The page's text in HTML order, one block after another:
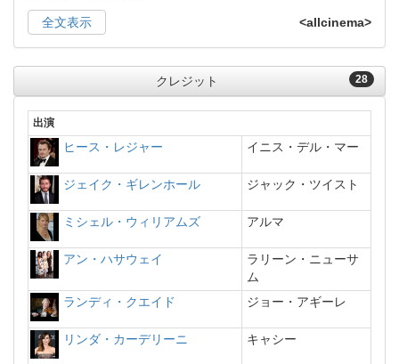
全文表示 <allcinema>
28
クレジット
出演
ヒース・レジャー イニス・デル・マー
ジェイク・ギレンホール ジャック・ツイスト
ミシェル・ウィリアムズ アルマ
アン・ハサウェイ
ラリーン・ニューサ
ム
ランディ・クエイド
ジョー・アギーレ
リンダ・カーデリーニ キャシー